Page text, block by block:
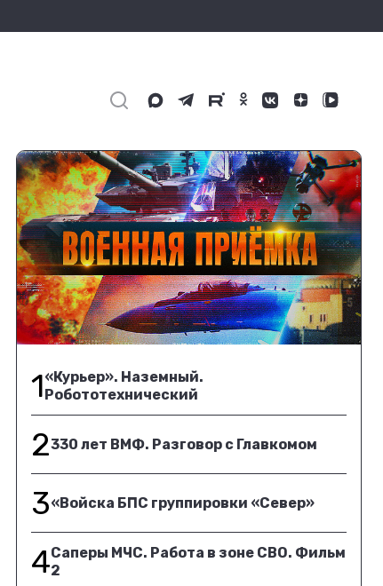
1«Курьер». Наземный.
Робототехнический
2330 лет ВМФ. Разговор с Главкомом
3«Войска БПС группировки «Север»
4Саперы МЧС. Работа в зоне СВО. Фильм
2